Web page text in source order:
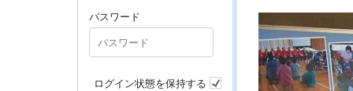
パスワード
ログイン状態を保持する